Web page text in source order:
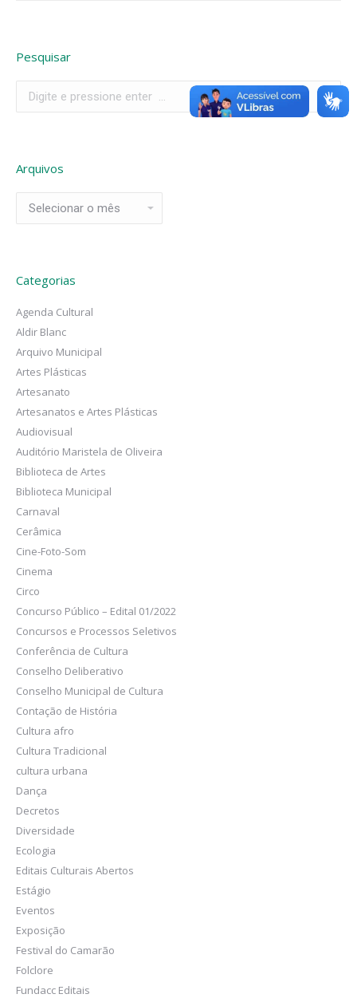
Pesquisar
Arquivos
Categorias
Agenda Cultural
Aldir Blanc
Arquivo Municipal
Artes Plásticas
Artesanato
Artesanatos e Artes Plásticas
Audiovisual
Auditório Maristela de Oliveira
Biblioteca de Artes
Biblioteca Municipal
Carnaval
Cerâmica
Cine-Foto-Som
Cinema
Circo
Concurso Público – Edital 01/2022
Concursos e Processos Seletivos
Conferência de Cultura
Conselho Deliberativo
Conselho Municipal de Cultura
Contação de História
Cultura afro
Cultura Tradicional
cultura urbana
Dança
Decretos
Diversidade
Ecologia
Editais Culturais Abertos
Estágio
Eventos
Exposição
Festival do Camarão
Folclore
Fundacc Editais